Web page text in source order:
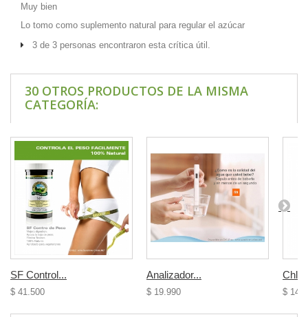
Muy bien
Lo tomo como suplemento natural para regular el azúcar
3 de 3 personas encontraron esta crítica útil.
30 OTROS PRODUCTOS DE LA MISMA
CATEGORÍA:
SF Control...
$ 41.500
Analizador...
$ 19.990 $